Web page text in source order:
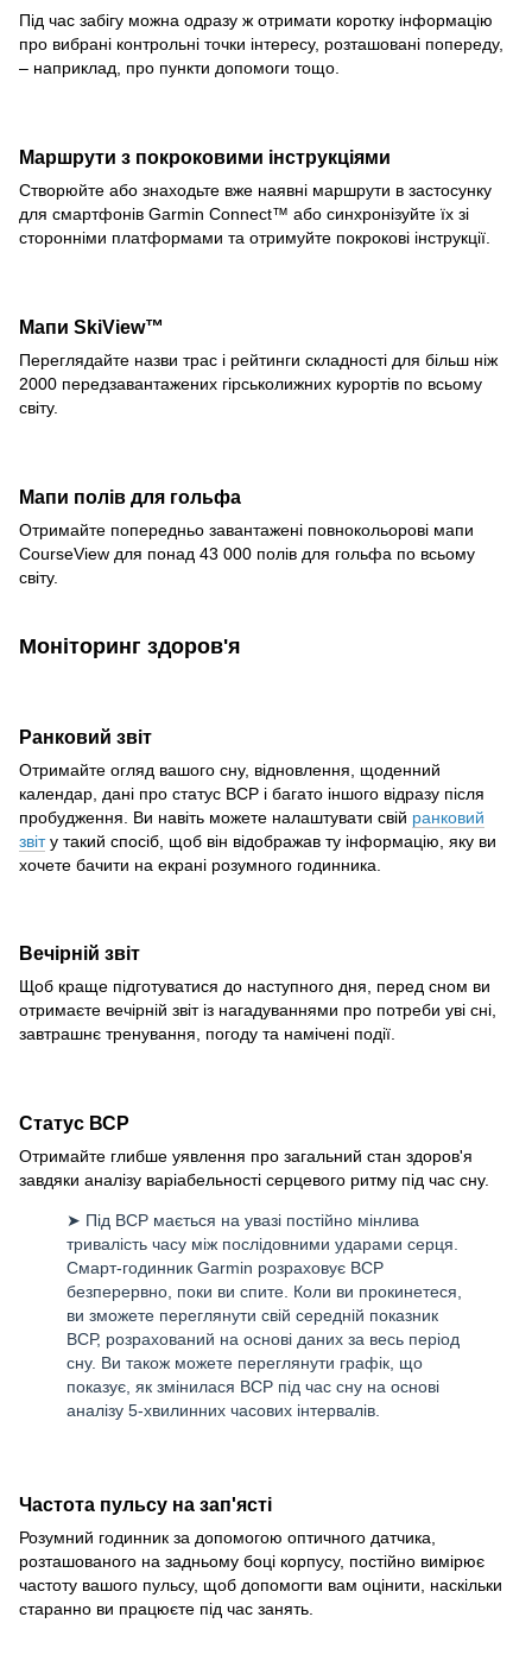
Під час забігу можна одразу ж отримати коротку інформацію
про вибрані контрольні точки інтересу, розташовані попереду,
– наприклад, про пункти допомоги тощо.
Маршрути з покроковими інструкціями
Створюйте або знаходьте вже наявні маршрути в застосунку
для смартфонів Garmin Connect™ або синхронізуйте їх зі
сторонніми платформами та отримуйте покрокові інструкції.
Мапи SkiView™
Переглядайте назви трас і рейтинги складності для більш ніж
2000 передзавантажених гірськолижних курортів по всьому
світу.
Мапи полів для гольфа
Отримайте попередньо завантажені повнокольорові мапи
CourseView для понад 43 000 полів для гольфа по всьому
світу.
Моніторинг здоров'я
Ранковий звіт
Отримайте огляд вашого сну, відновлення, щоденний
календар, дані про статус ВСР і багато іншого відразу після
пробудження. Ви навіть можете налаштувати свій ранковий
звіту такий спосіб, щоб він відображав ту інформацію, яку ви
хочете бачити на екрані розумного годинника.
Вечірній звіт
Щоб краще підготуватися до наступного дня, перед сном ви
отримаєте вечірній звіт із нагадуваннями про потреби уві сні,
завтрашнє тренування, погоду та намічені події.
Статус ВСР
Отримайте глибше уявлення про загальний стан здоров'я
завдяки аналізу варіабельності серцевого ритму під час сну.
➤ Під ВСР мається на увазі постійно мінлива
тривалість часу між послідовними ударами серця.
Смарт-годинник Garmin розраховує ВСР
безперервно, поки ви спите. Коли ви прокинетеся,
ви зможете переглянути свій середній показник
ВСР, розрахований на основі даних за весь період
сну. Ви також можете переглянути графік, що
показує, як змінилася ВСР під час сну на основі
аналізу 5-хвилинних часових інтервалів.
Частота пульсу на зап'ясті
Розумний годинник за допомогою оптичного датчика,
розташованого на задньому боці корпусу, постійно вимірює
частоту вашого пульсу, щоб допомогти вам оцінити, наскільки
старанно ви працюєте під час занять.